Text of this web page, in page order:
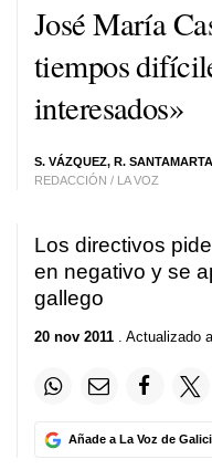
José María
tiempos
interesados»
S. VÁZQUEZ, R. SANTAMARTA
REDACCIÓN / LA VOZ
Los directivos
en negativo y se
gallego
20 nov 2011 . Actualizado
Añade a La Voz de